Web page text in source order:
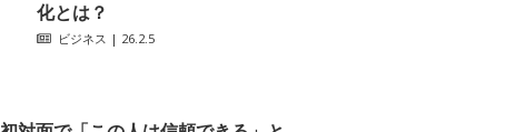
化とは？
ビジネス | 26.2.5